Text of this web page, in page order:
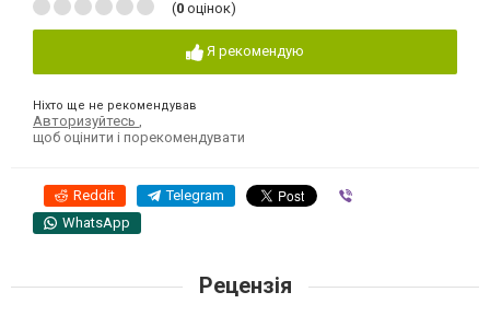
(0 оцінок)
Я рекомендую
Ніхто ще не рекомендував
Авторизуйтесь
щоб оцінити і порекомендувати
Reddit Telegram
WhatsApp
Рецензія